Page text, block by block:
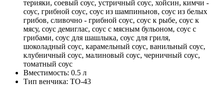
терияки, соевый соус, устричный соус, хойсин, кимчи -
соус, грибной соус, соус из шампиньнов, соус из белых
грибов, сливочно - грибной соус, соус к рыбе, соус к
мясу, соус демиглас, соус с мясным бульоном, соус с
грибами, соус для шашлыка, соус для гриля,
шоколадный соус, карамельный соус, ванильный соус,
клубничный соус, малиновый соус, черничный соус,
томатный соус
Вместимость: 0.5 л
Тип венчика: ТО-43